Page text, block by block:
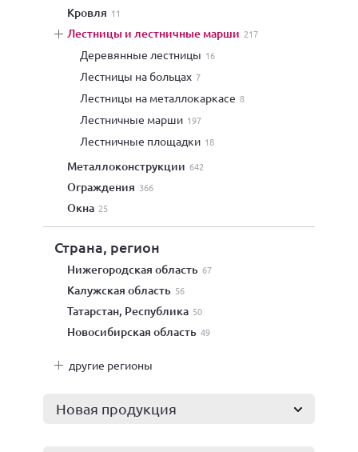
кровля 11
лестницы и лестничные марши 217
деревянные лестницы 16
лестницы на больцах 7
лестницы на металлокаркасе 8
лестничные марши 197
лестничные площадки 18
металлоконструкции 642
ограждения 366
окна 25
Страна, регион
Нижегородская область 67
Калужская область 56
Татарстан, Республика 50
Новосибирская область 49
другие регионы
Новая продукция